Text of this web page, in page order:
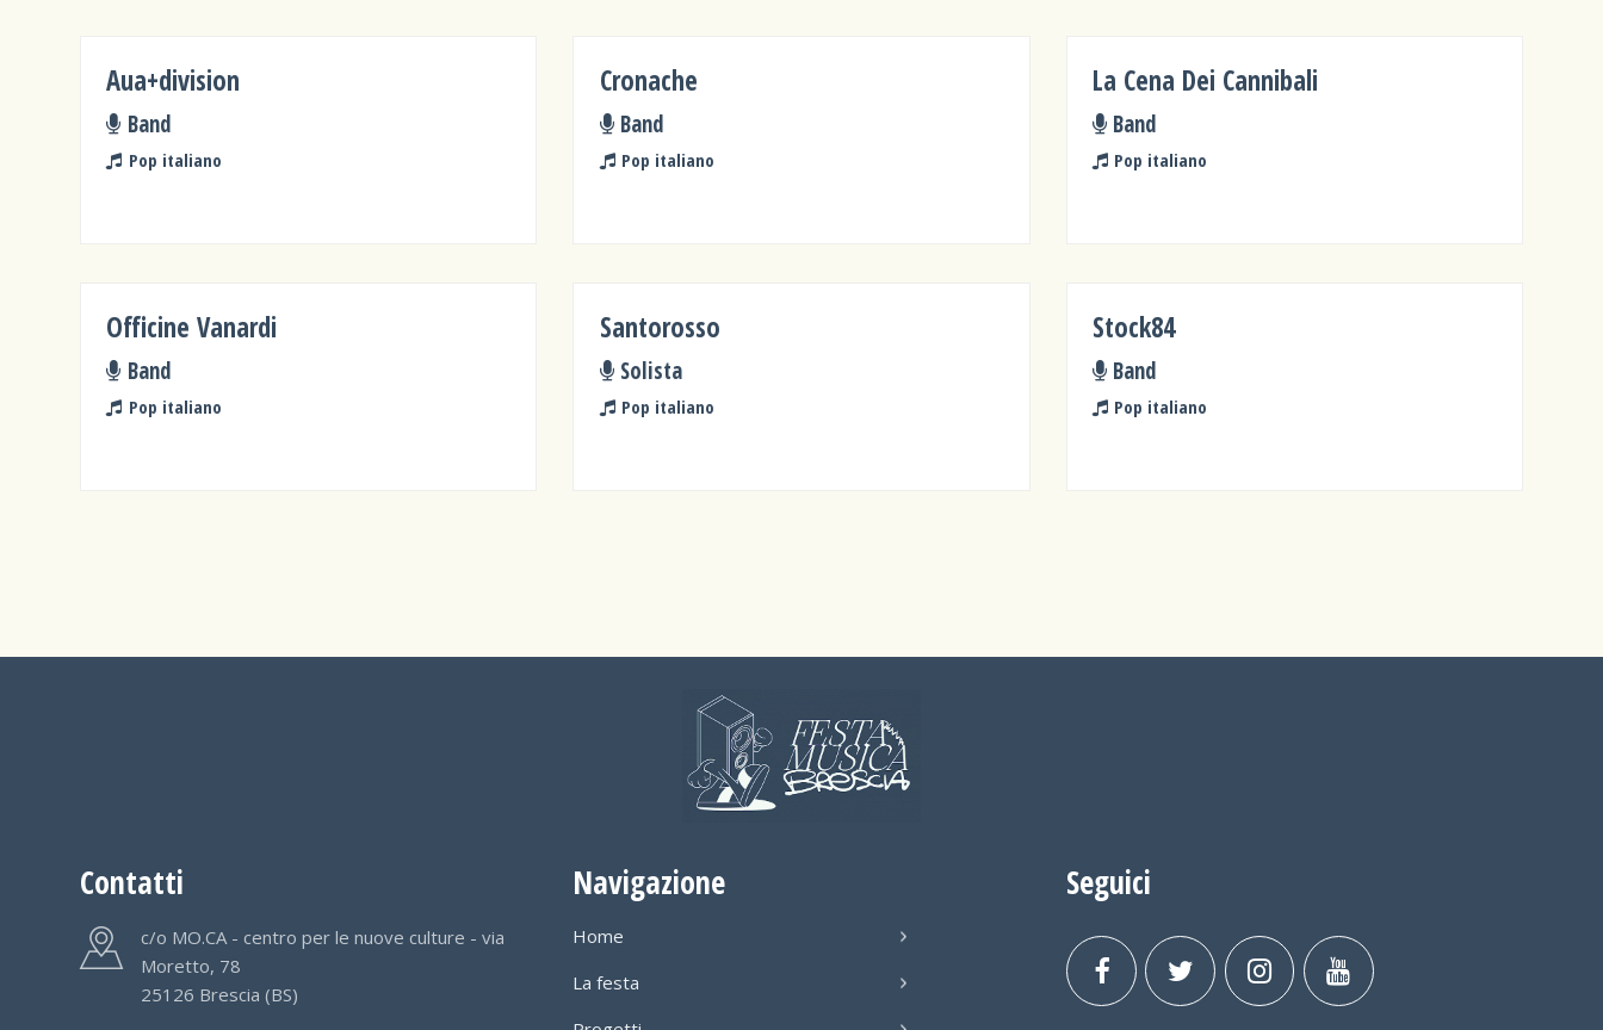
Aua+division
Band
Pop italiano
Cronache
Band
Pop italiano
La Cena Dei Cannibali
Band
Pop italiano
Officine Vanardi
Band
Pop italiano
Santorosso
Solista
Pop italiano
Stock84
Band
Pop italiano
Contatti
c/o MO.CA - centro per le nuove culture - via
Moretto, 78
25126 Brescia (BS)
Navigazione
Home
La festa
Seguici